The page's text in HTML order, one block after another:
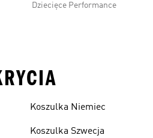
Dziecięce Performance
Koszulka Niemiec
Koszulka Szwecja